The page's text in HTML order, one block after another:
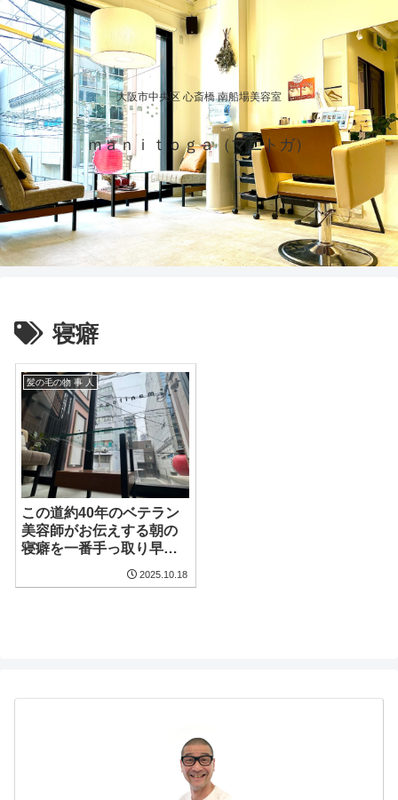
大阪市中央区 心斎橋 南船場美容室
ｍａｎｉｔｏｇａ（マニトガ）
寝癖
髪の毛の物 事 人
この道約40年のベテラン
美容師がお伝えする朝の
寝癖を一番手っ取り早く
直す方法を伝授したいと
思います
2025.10.18